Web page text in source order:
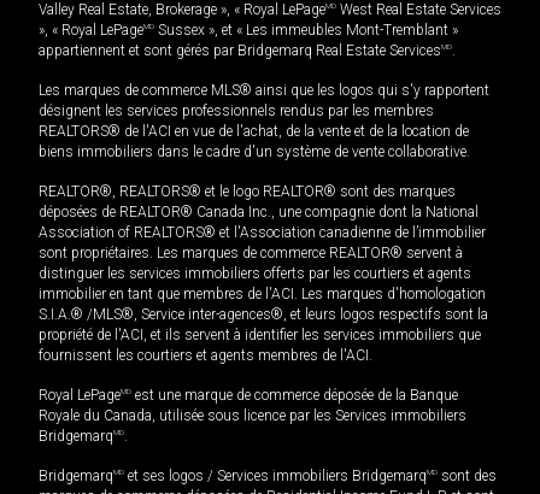
Valley Real Estate, Brokerage », « Royal LePageMD West Real Estate Services
», « Royal LePageMD Sussex », et « Les immeubles Mont-Tremblant »
appartiennent et sont gérés par Bridgemarq Real Estate ServicesMD.
Les marques de commerce MLS® ainsi que les logos qui s'y rapportent
désignent les services professionnels rendus par les membres
REALTORS® de l'ACI en vue de l'achat, de la vente et de la location de
biens immobiliers dans le cadre d'un système de vente collaborative.
REALTOR®, REALTORS® et le logo REALTOR® sont des marques
déposées de REALTOR® Canada Inc., une compagnie dont la National
Association of REALTORS® et l'Association canadienne de l’immobilier
sont propriétaires. Les marques de commerce REALTOR® servent à
distinguer les services immobiliers offerts par les courtiers et agents
immobilier en tant que membres de l'ACI. Les marques d'homologation
S.I.A.® /MLS®, Service inter-agences®, et leurs logos respectifs sont la
propriété de l'ACI, et ils servent à identifier les services immobiliers que
fournissent les courtiers et agents membres de l'ACI.
Royal LePageMD est une marque de commerce déposée de la Banque
Royale du Canada, utilisée sous licence par les Services immobiliers
BridgemarqMD.
BridgemarqMD et ses logos / Services immobiliers BridgemarqMD sont des